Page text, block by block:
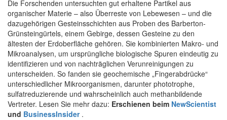
Die Forschenden untersuchten gut erhaltene Partikel aus
organischer Materie ­­– also Überreste von Lebewesen – und die
dazugehörigen Gesteinsschichten aus Proben des Barberton-
Grünsteingürtels, einem Gebirge, dessen Gesteine zu den
ältesten der Erdoberfläche gehören. Sie kombinierten Makro- und
Mikroanalysen, um ursprüngliche biologische Spuren eindeutig zu
identifizieren und von nachträglichen Verunreinigungen zu
unterscheiden. So fanden sie geochemische „Fingerabdrücke“
unterschiedlicher Mikroorganismen, darunter phototrophe,
sulfatreduzierende und wahrscheinlich auch methanbildende
Vertreter. Lesen Sie mehr dazu: Erschienen beim NewScientist
und BusinessInsider .